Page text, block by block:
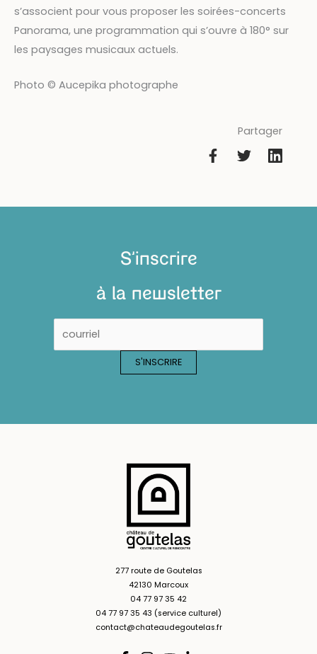
s’associent pour vous proposer les soirées-concerts
Panorama, une programmation qui s’ouvre à 180° sur
les paysages musicaux actuels.
Photo © Aucepika photographe
Partager
S'inscrire
à la newsletter
277 route de Goutelas
42130 Marcoux
04 77 97 35 42
04 77 97 35 43 (service culturel)
contact@chateaudegoutelas.fr